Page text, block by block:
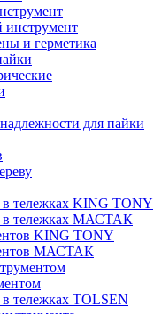
и герметика
для пайки
тележках KING TONY
в тележках МАСТАК
KING TONY
МАСТАК
тележках TOLSEN